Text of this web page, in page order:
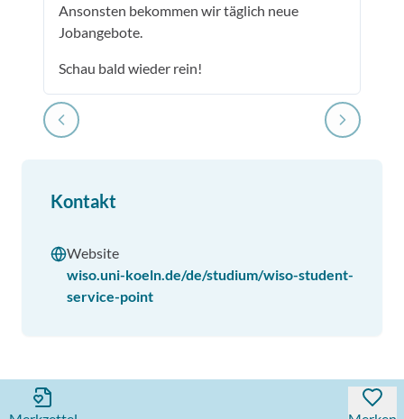
Ansonsten bekommen wir täglich neue
Jobangebote.
Schau bald wieder rein!
Kontakt
Website
wiso.uni-koeln.de/de/studium/wiso-student-
service-point